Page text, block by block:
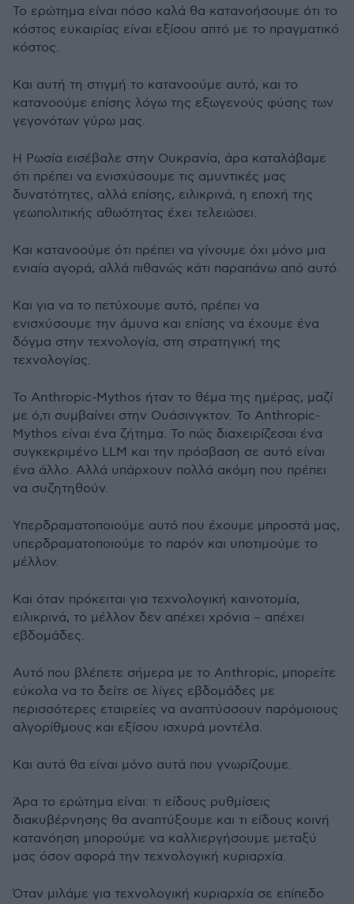
Το ερώτημα είναι πόσο καλά θα κατανοήσουμε ότι το
κόστος ευκαιρίας είναι εξίσου απτό με το πραγματικό
κόστος.
Και αυτή τη στιγμή το κατανοούμε αυτό, και το
κατανοούμε επίσης λόγω της εξωγενούς φύσης των
γεγονότων γύρω μας.
Η Ρωσία εισέβαλε στην Ουκρανία, άρα καταλάβαμε
ότι πρέπει να ενισχύσουμε τις αμυντικές μας
δυνατότητες, αλλά επίσης, ειλικρινά, η εποχή της
γεωπολιτικής αθωότητας έχει τελειώσει.
Και κατανοούμε ότι πρέπει να γίνουμε όχι μόνο μια
ενιαία αγορά, αλλά πιθανώς κάτι παραπάνω από αυτό.
Και για να το πετύχουμε αυτό, πρέπει να
ενισχύσουμε την άμυνα και επίσης να έχουμε ένα
δόγμα στην τεχνολογία, στη στρατηγική της
τεχνολογίας.
Το Anthropic-Μythos ήταν το θέμα της ημέρας, μαζί
με ό,τι συμβαίνει στην Ουάσινγκτον. Το Anthropic-
Μythos είναι ένα ζήτημα. Το πώς διαχειρίζεσαι ένα
συγκεκριμένο LLM και την πρόσβαση σε αυτό είναι
ένα άλλο. Αλλά υπάρχουν πολλά ακόμη που πρέπει
να συζητηθούν.
Υπερδραματοποιούμε αυτό που έχουμε μπροστά μας,
υπερδραματοποιούμε το παρόν και υποτιμούμε το
μέλλον.
Και όταν πρόκειται για τεχνολογική καινοτομία,
ειλικρινά, το μέλλον δεν απέχει χρόνια – απέχει
εβδομάδες.
Αυτό που βλέπετε σήμερα με το Anthropic, μπορείτε
εύκολα να το δείτε σε λίγες εβδομάδες με
περισσότερες εταιρείες να αναπτύσσουν παρόμοιους
αλγορίθμους και εξίσου ισχυρά μοντέλα.
Και αυτά θα είναι μόνο αυτά που γνωρίζουμε.
Άρα το ερώτημα είναι: τι είδους ρυθμίσεις
διακυβέρνησης θα αναπτύξουμε και τι είδους κοινή
κατανόηση μπορούμε να καλλιεργήσουμε μεταξύ
μας όσον αφορά την τεχνολογική κυριαρχία.
Όταν μιλάμε για τεχνολογική κυριαρχία σε επίπεδο